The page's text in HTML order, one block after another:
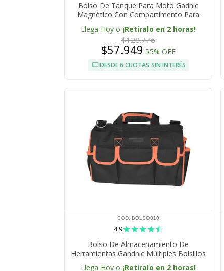
Bolso De Tanque Para Moto Gadnic
Magnético Con Compartimento Para
Celular
Llega Hoy o ¡Retiralo en 2 horas!
$128.776
$57.949 55% OFF
DESDE 6 CUOTAS SIN INTERÉS
COD. BOLSO010
4.9
Bolso De Almacenamiento De
Herramientas Gandnic Múltiples Bolsillos
Llega Hoy o ¡Retiralo en 2 horas!